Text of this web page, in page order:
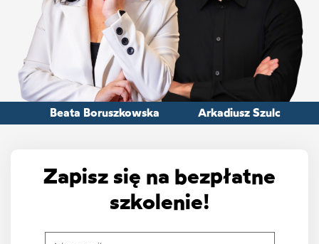
Beata Boruszkowska Arkadiusz Szulc
Zapisz się na bezpłatne
szkolenie!